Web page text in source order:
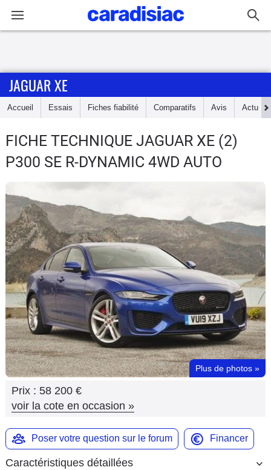
Accueil
Essais
d'achat
Electriques
Utilitaires
Flottes
Auto
Services
Forum
Moto
Marques
JAGUAR XE
Accueil Essais Fiches fiabilité Comparatifs Avis Actu
FICHE TECHNIQUE JAGUAR XE (2)
P300 SE R-DYNAMIC 4WD AUTO
Plus de photos »
Prix : 58 200 €
voir la cote en occasion »
Poser votre question sur le forum Financer
Caractéristiques détaillées